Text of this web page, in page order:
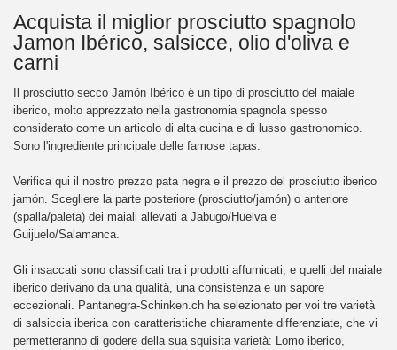
Acquista il miglior prosciutto spagnolo
Jamon Ibérico, salsicce, olio d'oliva e
carni
Il prosciutto secco Jamón Ibérico è un tipo di prosciutto del maiale
iberico, molto apprezzato nella gastronomia spagnola spesso
considerato come un articolo di alta cucina e di lusso gastronomico.
Sono l'ingrediente principale delle famose tapas.
Verifica qui il nostro prezzo pata negra e il prezzo del prosciutto iberico
jamón. Scegliere la parte posteriore (prosciutto/jamón) o anteriore
(spalla/paleta) dei maiali allevati a Jabugo/Huelva e
Guijuelo/Salamanca.
Gli insaccati sono classificati tra i prodotti affumicati, e quelli del maiale
iberico derivano da una qualità, una consistenza e un sapore
eccezionali. Pantanegra-Schinken.ch ha selezionato per voi tre varietà
di salsiccia iberica con caratteristiche chiaramente differenziate, che vi
permetteranno di godere della sua squisita varietà: Lomo iberico,